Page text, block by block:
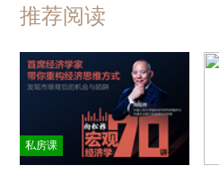
推荐阅读
私房课